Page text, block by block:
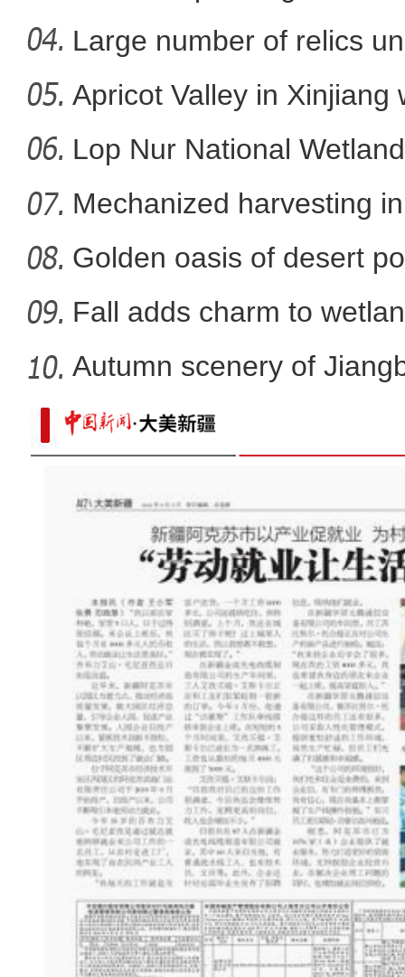
新疆福海县：乌伦古湖
【万人说新疆】新疆青年北
grotto
Large number of relics
Apricot Valley in Xinjiang
Lop Nur National
Mechanized harvesting
Golden oasis of desert
Fall adds charm to
Autumn scenery of